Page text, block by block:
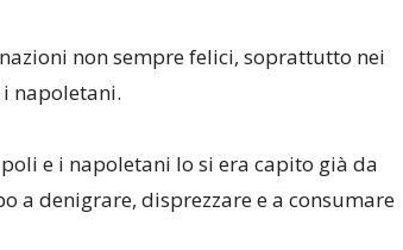
non sempre felici, soprattutto nei
napoletani.
e i napoletani lo si era capito già da
a denigrare, disprezzare e a consumare